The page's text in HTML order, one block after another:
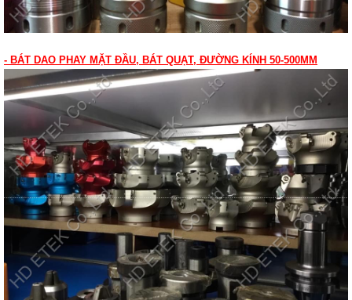
- BÁT DAO PHAY MẶT ĐẦU, BÁT QUẠT, ĐƯỜNG KÍNH 50-500MM